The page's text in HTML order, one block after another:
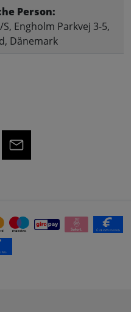
Person:
S, Engholm Parkvej 3-5,
Dänemark